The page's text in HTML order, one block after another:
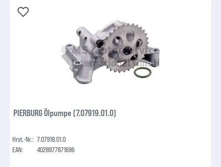
PIERBURG Ölpumpe (7.07919.01.0)
Hrst.-Nr.: 7.07919.01.0
EAN:
4028977871696